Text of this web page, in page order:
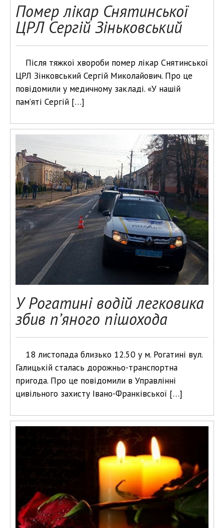
Помер лікар Снятинської
ЦРЛ Сергій Зіньковський
Після тяжкої хвороби помер лікар Снятинської
ЦРЛ Зінковський Сергій Миколайович. Про це
повідомили у медичному закладі. «У нашій
пам’яті Сергій […]
У Рогатині водій легковика
збив п’яного пішохода
18 листопада близько 12.50 у м. Рогатині вул.
Галицькій сталась дорожньо-транспортна
пригода. Про це повідомили в Управлінні
цивільного захисту Івано-Франківської […]